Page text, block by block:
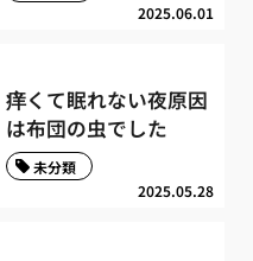
2025.06.01
痒くて眠れない夜原因
は布団の虫でした
2025.05.28
未分類